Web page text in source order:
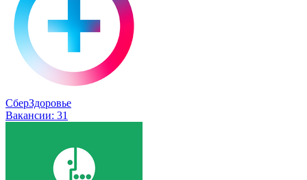
СберЗдоровье
Вакансии: 31